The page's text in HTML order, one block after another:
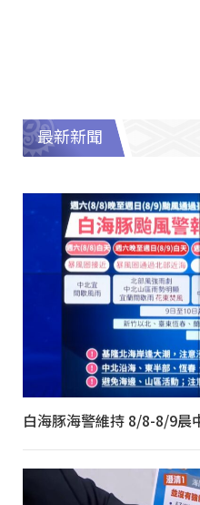
最新新聞
白海豚海警維持 8/8-8/9晨